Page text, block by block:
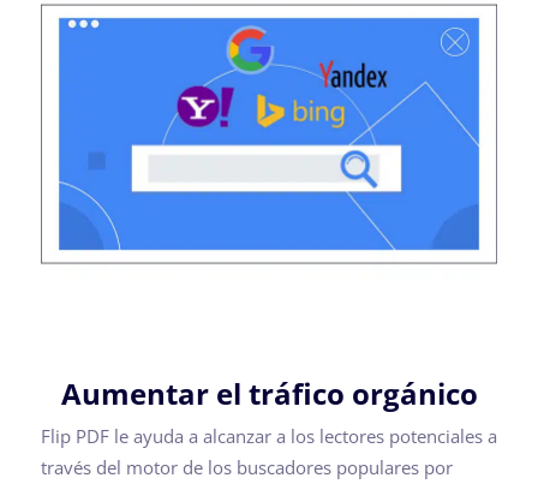
Aumentar el tráfico orgánico
Flip PDF le ayuda a alcanzar a los lectores potenciales a
través del motor de los buscadores populares por